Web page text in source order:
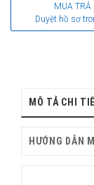
MUA TRẢ
Duyệt hồ sơ
MÔ TẢ CHI
HƯỚNG DẪN